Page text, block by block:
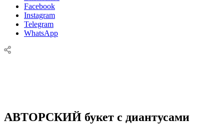
Facebook
Instagram
Telegram
WhatsApp
АВТОРСКИЙ букет с диантусами